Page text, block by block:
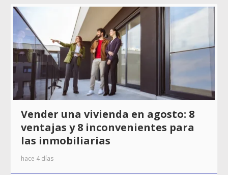
Vender una vivienda en agosto: 8
ventajas y 8 inconvenientes para
las inmobiliarias
hace 4 días